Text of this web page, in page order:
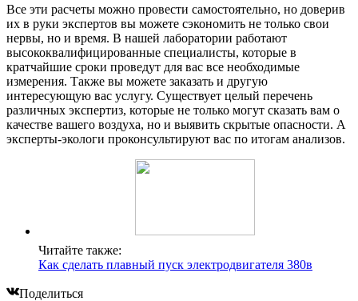
Все эти расчеты можно провести самостоятельно, но доверив
их в руки экспертов вы можете сэкономить не только свои
нервы, но и время. В нашей лаборатории работают
высококвалифицированные специалисты, которые в
кратчайшие сроки проведут для вас все необходимые
измерения. Также вы можете заказать и другую
интересующую вас услугу. Существует целый перечень
различных экспертиз, которые не только могут сказать вам о
качестве вашего воздуха, но и выявить скрытые опасности. А
эксперты-экологи проконсультируют вас по итогам анализов.
Читайте также:
Как сделать плавный пуск электродвигателя 380в
Поделиться